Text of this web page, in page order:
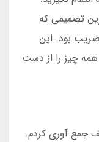
تصمیمی که
ضریب بود. این
چیز را از دست
جمع آوری کردم.